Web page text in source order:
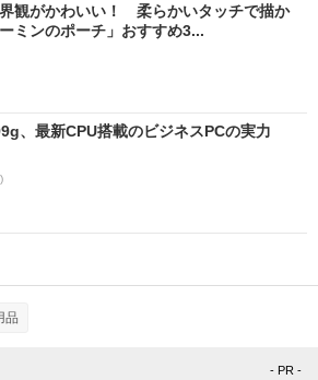
観がかわいい！ 柔らかいタッチで描か
ミンのポーチ」おすすめ3...
、最新CPU搭載のビジネスPCの実力
品
- PR -